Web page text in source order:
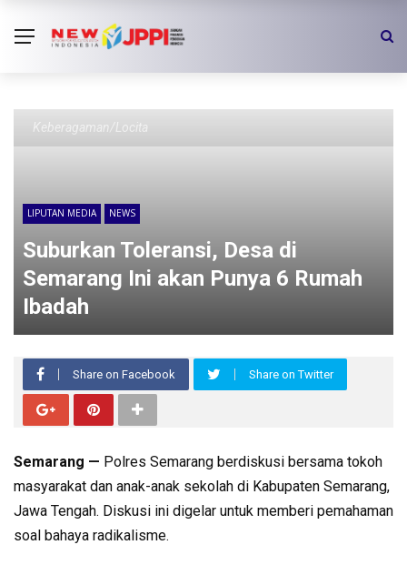
Keberagaman/Locita
LIPUTAN MEDIA NEWS
Suburkan Toleransi, Desa di
Semarang Ini akan Punya 6 Rumah
Ibadah
Share on Facebook Share on Twitter
Semarang — Polres Semarang berdiskusi bersama tokoh
masyarakat dan anak-anak sekolah di Kabupaten Semarang,
Jawa Tengah. Diskusi ini digelar untuk memberi pemahaman
soal bahaya radikalisme.